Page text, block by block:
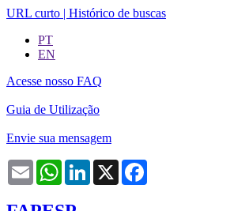
URL curto | Histórico de buscas
PT
EN
Acesse nosso FAQ
Guia de Utilização
Envie sua mensagem
Email WhatsAppLinkedIn
X